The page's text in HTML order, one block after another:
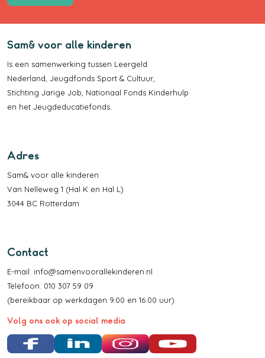
Sam& voor alle kinderen
Is een samenwerking tussen Leergeld
Nederland Jeugdfonds Sport & Cultuur
Stichting Jarige Job Nationaal Fonds Kinderhulp
en het Jeugdeducatiefonds
Adres
Sam& voor alle kinderen
Van Nelleweg 1 (Hal K en Hal L)
3044 BC Rotterdam
Contact
E-mail: info@samenvoorallekinderen.nl
Telefoon: 010 307 59 09
(bereikbaar op werkdagen 9.00 en 16.00 uur)
Volg ons ook op social media
Facebook LinkedIn Instagram YouTube